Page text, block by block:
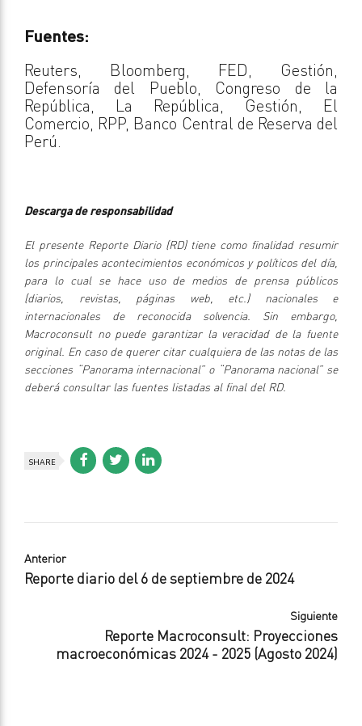
Fuentes:
Reuters, Bloomberg, FED, Gestión,
Defensoría del Pueblo, Congreso de la
República, La República, Gestión, El
Comercio, RPP, Banco Central de Reserva del
Perú.
Descarga de responsabilidad
El presente Reporte Diario (RD) tiene como finalidad resumir
los principales acontecimientos económicos y políticos del día,
para lo cual se hace uso de medios de prensa públicos
(diarios, revistas, páginas web, etc.) nacionales e
internacionales de reconocida solvencia. Sin embargo,
Macroconsult no puede garantizar la veracidad de la fuente
original. En caso de querer citar cualquiera de las notas de las
secciones “Panorama internacional” o “Panorama nacional” se
deberá consultar las fuentes listadas al final del RD.
SHARE
Anterior
Reporte diario del 6 de septiembre de 2024
Siguiente
Reporte Macroconsult: Proyecciones
macroeconómicas 2024 - 2025 (Agosto 2024)